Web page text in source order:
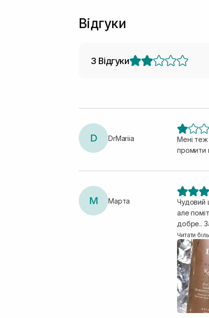
Відгуки
3 Відгуки
D DrMariia
Мені теж
промити
М Марта
Чудовий
але
добре..
даний
використання
аромат
обʼєму після
гарного
Читати